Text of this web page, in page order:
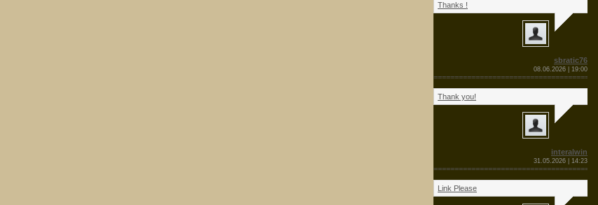
Thanks !
sbratic76
08.06.2026 | 19:00
Thank you!
interalwin
31.05.2026 | 14:23
Link Please